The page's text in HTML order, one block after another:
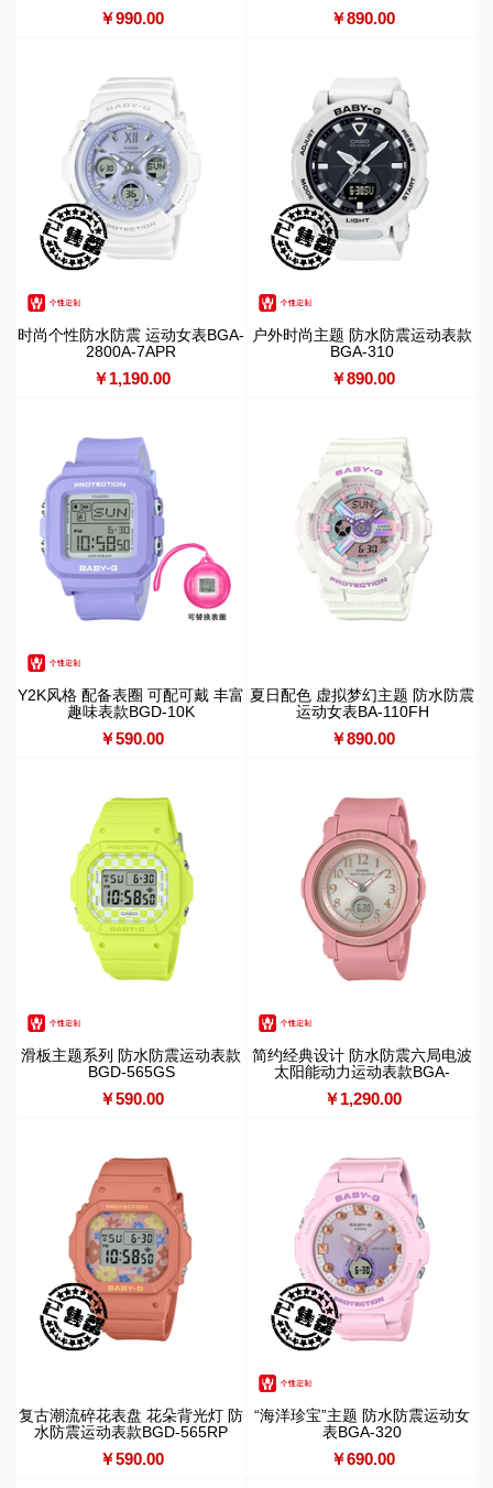
￥990.00 ￥890.00
时尚个性防水防震 运动女表BGA-
2800A-7APR
￥1,190.00
户外时尚主题 防水防震运动表款
BGA-310
￥890.00
Y2K风格 配备表圈 可配可戴 丰富
趣味表款BGD-10K
￥590.00
夏日配色 虚拟梦幻主题 防水防震
运动女表BA-110FH
￥890.00
滑板主题系列 防水防震运动表款
BGD-565GS
￥590.00
简约经典设计 防水防震六局电波
太阳能动力运动表款BGA-
￥1,290.00
复古潮流碎花表盘 花朵背光灯 防
水防震运动表款BGD-565RP
￥590.00
“海洋珍宝”主题 防水防震运动女
表BGA-320
￥690.00